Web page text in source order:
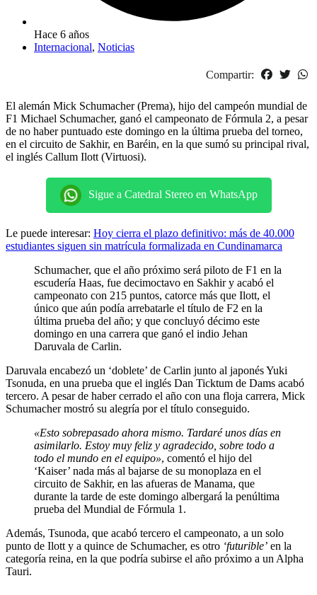
Hace 6 años
Internacional, Noticias
Compartir:
El alemán Mick Schumacher (Prema), hijo del campeón mundial de
F1 Michael Schumacher, ganó el campeonato de Fórmula 2, a pesar
de no haber puntuado este domingo en la última prueba del torneo,
en el circuito de Sakhir, en Baréin, en la que sumó su principal rival,
el inglés Callum Ilott (Virtuosi).
Sigue a Catedral Stereo en WhatsApp
Le puede interesar: Hoy cierra el plazo definitivo: más de 40.000
estudiantes siguen sin matrícula formalizada en Cundinamarca
Schumacher, que el año próximo será piloto de F1 en la
escudería Haas, fue decimoctavo en Sakhir y acabó el
campeonato con 215 puntos, catorce más que Ilott, el
único que aún podía arrebatarle el título de F2 en la
última prueba del año; y que concluyó décimo este
domingo en una carrera que ganó el indio Jehan
Daruvala de Carlin.
Daruvala encabezó un ‘doblete’ de Carlin junto al japonés Yuki
Tsonuda, en una prueba que el inglés Dan Ticktum de Dams acabó
tercero. A pesar de haber cerrado el año con una floja carrera, Mick
Schumacher mostró su alegría por el título conseguido.
«Esto sobrepasado ahora mismo. Tardaré unos días en
asimilarlo. Estoy muy feliz y agradecido, sobre todo a
todo el mundo en el equipo», comentó el hijo del
‘Kaiser’ nada más al bajarse de su monoplaza en el
circuito de Sakhir, en las afueras de Manama, que
durante la tarde de este domingo albergará la penúltima
prueba del Mundial de Fórmula 1.
Además, Tsunoda, que acabó tercero el campeonato, a un solo
punto de Ilott y a quince de Schumacher, es otro ‘futurible’ en la
categoría reina, en la que podría subirse el año próximo a un Alpha
Tauri.